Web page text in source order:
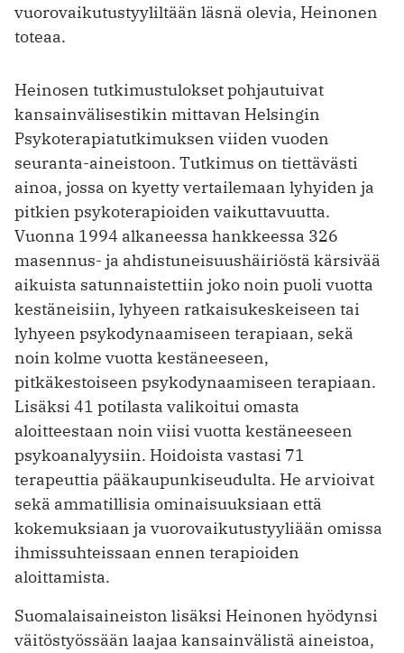
vuorovaikutustyyliltään läsnä olevia, Heinonen
toteaa.
Heinosen tutkimustulokset pohjautuivat
kansainvälisestikin mittavan Helsingin
Psykoterapiatutkimuksen viiden vuoden
seuranta-aineistoon. Tutkimus on tiettävästi
ainoa, jossa on kyetty vertailemaan lyhyiden ja
pitkien psykoterapioiden vaikuttavuutta.
Vuonna 1994 alkaneessa hankkeessa 326
masennus- ja ahdistuneisuushäiriöstä kärsivää
aikuista satunnaistettiin joko noin puoli vuotta
kestäneisiin, lyhyeen ratkaisukeskeiseen tai
lyhyeen psykodynaamiseen terapiaan, sekä
noin kolme vuotta kestäneeseen,
pitkäkestoiseen psykodynaamiseen terapiaan.
Lisäksi 41 potilasta valikoitui omasta
aloitteestaan noin viisi vuotta kestäneeseen
psykoanalyysiin. Hoidoista vastasi 71
terapeuttia pääkaupunkiseudulta. He arvioivat
sekä ammatillisia ominaisuuksiaan että
kokemuksiaan ja vuorovaikutustyyliään omissa
ihmissuhteissaan ennen terapioiden
aloittamista.
Suomalaisaineiston lisäksi Heinonen hyödynsi
väitöstyössään laajaa kansainvälistä aineistoa,